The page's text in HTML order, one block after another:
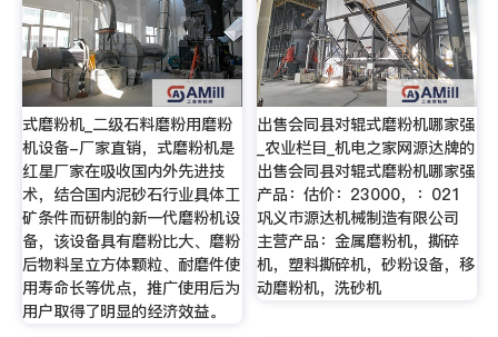
式磨粉机_二级石料磨粉用磨粉
机设备-厂家直销，式磨粉机是
红星厂家在吸收国内外先进技
术，结合国内泥砂石行业具体工
矿条件而研制的新一代磨粉机设
备，该设备具有磨粉比大、磨粉
后物料呈立方体颗粒、耐磨件使
用寿命长等优点，推广使用后为
用户取得了明显的经济效益。
出售会同县对辊式磨粉机哪家强
_农业栏目_机电之家网源达牌的
出售会同县对辊式磨粉机哪家强
产品：估价：23000，：021
巩义市源达机械制造有限公司
主营产品：金属磨粉机，撕碎
机，塑料撕碎机，砂粉设备，移
动磨粉机，洗砂机